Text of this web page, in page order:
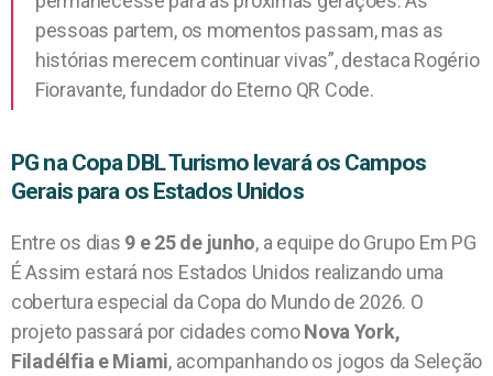
pessoas partem, os momentos passam, mas as
histórias merecem continuar vivas”, destaca Rogério
Fioravante, fundador do Eterno QR Code.
PG na Copa DBL Turismo levará os Campos
Gerais para os Estados Unidos
Entre os dias 9 e 25 de junho, a equipe do Grupo Em PG
É Assim estará nos Estados Unidos realizando uma
cobertura especial da Copa do Mundo de 2026. O
projeto passará por cidades comoNova York,
Filadélfia e Miami, acompanhando os jogos da Seleção